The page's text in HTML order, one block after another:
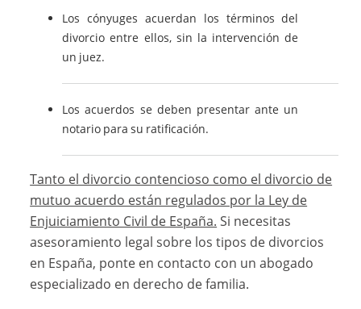
Los cónyuges acuerdan los términos del
divorcio entre ellos, sin la intervención de
un juez.
Los acuerdos se deben presentar ante un
notario para su ratificación.
Tanto el divorcio contencioso como el divorcio de
mutuo acuerdo están regulados por la Ley de
Enjuiciamiento Civil de España. Si necesitas
asesoramiento legal sobre los tipos de divorcios
en España, ponte en contacto con un abogado
especializado en derecho de familia.